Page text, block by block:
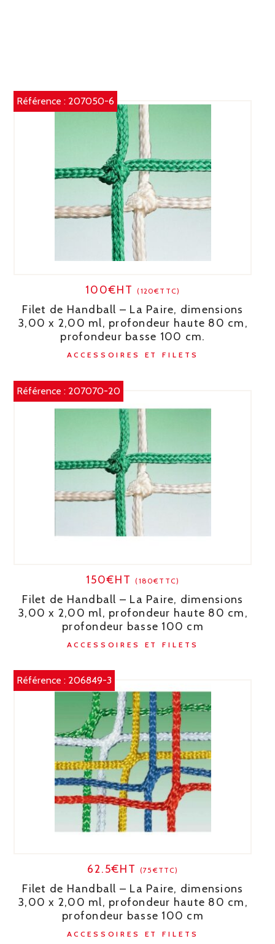
Référence : 207050-6
100€HT(120€TTC)
Filet de Handball – La Paire, dimensions
3,00 x 2,00 ml, profondeur haute 80 cm,
profondeur basse 100 cm.
ACCESSOIRES ET FILETS
Référence : 207070-20
150€HT(180€TTC)
Filet de Handball – La Paire, dimensions
3,00 x 2,00 ml, profondeur haute 80 cm,
profondeur basse 100 cm
ACCESSOIRES ET FILETS
Référence : 206849-3
62.5€HT(75€TTC)
Filet de Handball – La Paire, dimensions
3,00 x 2,00 ml, profondeur haute 80 cm,
profondeur basse 100 cm
ACCESSOIRES ET FILETS